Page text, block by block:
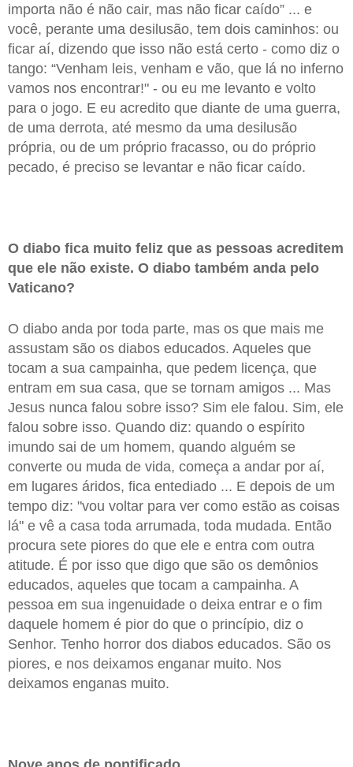
importa não é não cair, mas não ficar caído” ... e
você, perante uma desilusão, tem dois caminhos: ou
ficar aí, dizendo que isso não está certo - como diz o
tango: “Venham leis, venham e vão, que lá no inferno
vamos nos encontrar!" - ou eu me levanto e volto
para o jogo. E eu acredito que diante de uma guerra,
de uma derrota, até mesmo da uma desilusão
própria, ou de um próprio fracasso, ou do próprio
pecado, é preciso se levantar e não ficar caído.
O diabo fica muito feliz que as pessoas acreditem
que ele não existe. O diabo também anda pelo
Vaticano?
O diabo anda por toda parte, mas os que mais me
assustam são os diabos educados. Aqueles que
tocam a sua campainha, que pedem licença, que
entram em sua casa, que se tornam amigos ... Mas
Jesus nunca falou sobre isso? Sim ele falou. Sim, ele
falou sobre isso. Quando diz: quando o espírito
imundo sai de um homem, quando alguém se
converte ou muda de vida, começa a andar por aí,
em lugares áridos, fica entediado ... E depois de um
tempo diz: "vou voltar para ver como estão as coisas
lá" e vê a casa toda arrumada, toda mudada. Então
procura sete piores do que ele e entra com outra
atitude. É por isso que digo que são os demônios
educados, aqueles que tocam a campainha. A
pessoa em sua ingenuidade o deixa entrar e o fim
daquele homem é pior do que o princípio, diz o
Senhor. Tenho horror dos diabos educados. São os
piores, e nos deixamos enganar muito. Nos
deixamos enganas muito.